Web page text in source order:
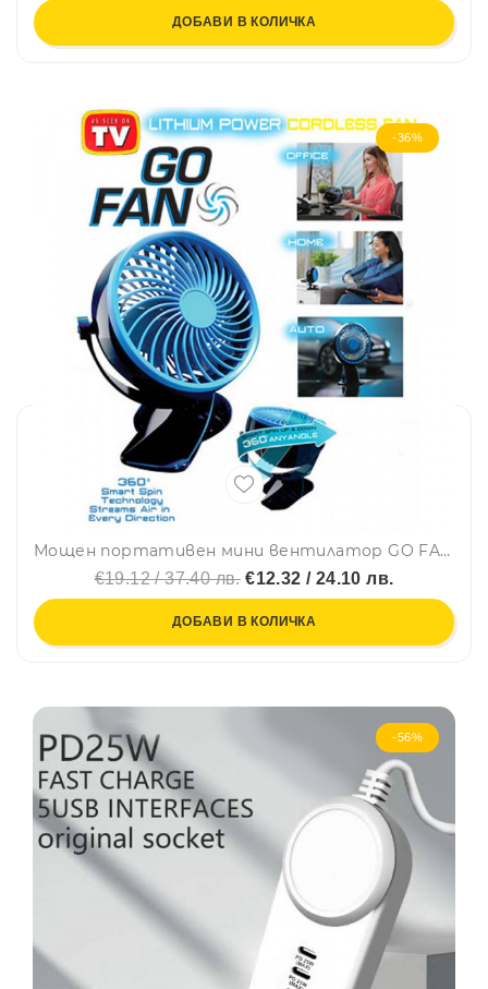
ДОБАВИ В КОЛИЧКА
-36%
Мощен портативен мини вентилатор GO FAN с щипка
€19.12 / 37.40 лв.€12.32 / 24.10 лв.
ДОБАВИ В КОЛИЧКА
-56%